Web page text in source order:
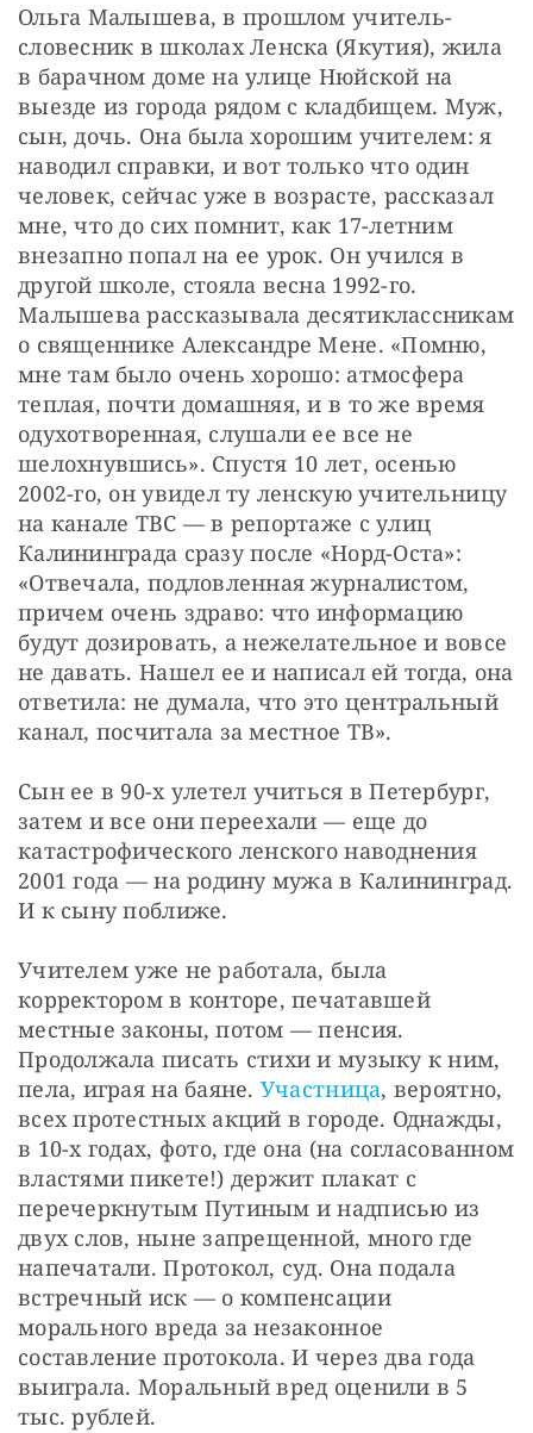
Ольга Малышева, в прошлом учитель-
словесник в школах Ленска (Якутия), жила
в барачном доме на улице Нюйской на
выезде из города рядом с кладбищем. Муж,
сын, дочь. Она была хорошим учителем: я
наводил справки, и вот только что один
человек, сейчас уже в возрасте, рассказал
мне, что до сих помнит, как 17-летним
внезапно попал на ее урок. Он учился в
другой школе, стояла весна 1992-го.
Малышева рассказывала десятиклассникам
о священнике Александре Мене. «Помню,
мне там было очень хорошо: атмосфера
теплая, почти домашняя, и в то же время
одухотворенная, слушали ее все не
шелохнувшись». Спустя 10 лет, осенью
2002-го, он увидел ту ленскую учительницу
на канале ТВС — в репортаже с улиц
Калининграда сразу после «Норд-Оста»:
«Отвечала, подловленная журналистом,
причем очень здраво: что информацию
будут дозировать, а нежелательное и вовсе
не давать. Нашел ее и написал ей тогда, она
ответила: не думала, что это центральный
канал, посчитала за местное ТВ».
Сын ее в 90-х улетел учиться в Петербург,
затем и все они переехали — еще до
катастрофического ленского наводнения
2001 года — на родину мужа в Калининград.
И к сыну поближе.
Учителем уже не работала, была
корректором в конторе, печатавшей
местные законы, потом — пенсия.
Продолжала писать стихи и музыку к ним,
пела, играя на баяне. Участница, вероятно,
всех протестных акций в городе. Однажды,
в 10-х годах, фото, где она (на согласованном
властями пикете!) держит плакат с
перечеркнутым Путиным и надписью из
двух слов, ныне запрещенной, много где
напечатали. Протокол, суд. Она подала
встречный иск — о компенсации
морального вреда за незаконное
составление протокола. И через два года
выиграла. Моральный вред оценили в 5
тыс. рублей.